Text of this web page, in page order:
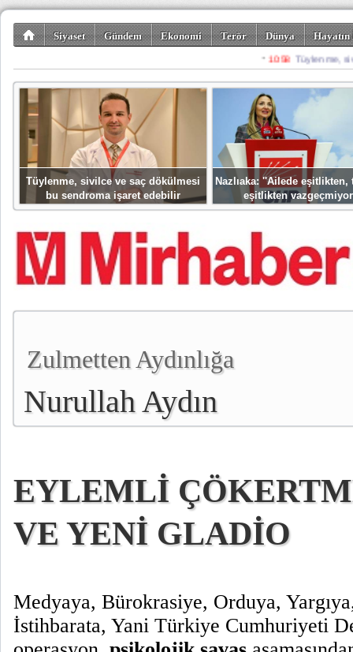
Siyaset Gündem Ekonomi Terör Dünya
Spor Misafir
Tüylenme, sivilce ve saç dökülmesi
bu sendroma işaret edebilir
Nazlıaka: ''Ailede eşitlikten,
eşitlikten
Zulmetten Aydınlığa
Nurullah Aydın
EYLEMLİ
VE YENİ GLADİO
Medyaya, Bürokrasiye, Orduya,
İstihbarata, Yani Türkiye Cumhuriyeti